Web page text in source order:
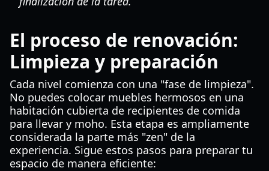
El proceso de renovación:
Limpieza y preparación
Cada nivel comienza con una "fase de limpieza".
No puedes colocar muebles hermosos en una
habitación cubierta de recipientes de comida
para llevar y moho. Esta etapa es ampliamente
considerada la parte más "zen" de la
experiencia. Sigue estos pasos para preparar tu
espacio de manera eficiente: